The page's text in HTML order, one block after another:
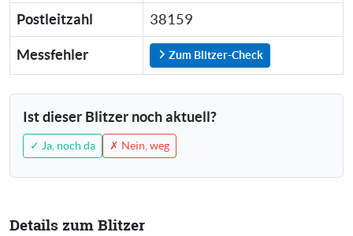
Postleitzahl 38159
Messfehler Zum Blitzer-Check
Ist dieser Blitzer noch aktuell?
✓ Ja, noch da ✗ Nein, weg
Details zum Blitzer